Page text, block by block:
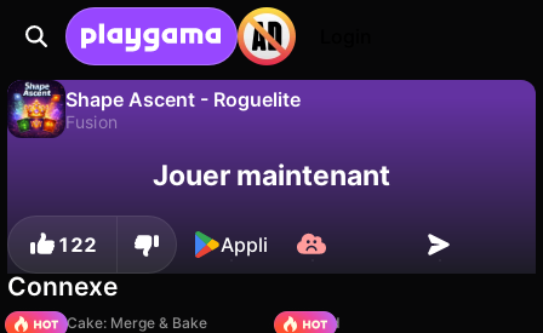
Shape Ascent - Roguelite
Fusion
progression !
Non Enregistrer
Jouer maintenant
122 Appli
Connexe
Piece of Cake: Merge & Bake
TB World